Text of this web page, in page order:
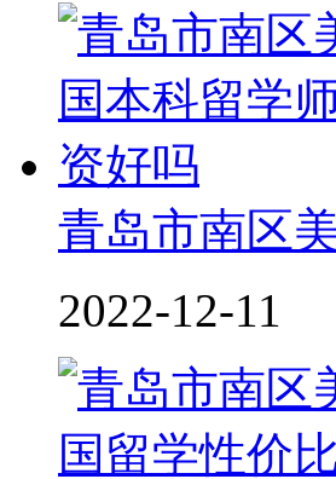
青岛市南区
2022-12-11